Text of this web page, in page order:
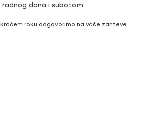
dana i subotom
roku odgovorimo na vaše zahteve.